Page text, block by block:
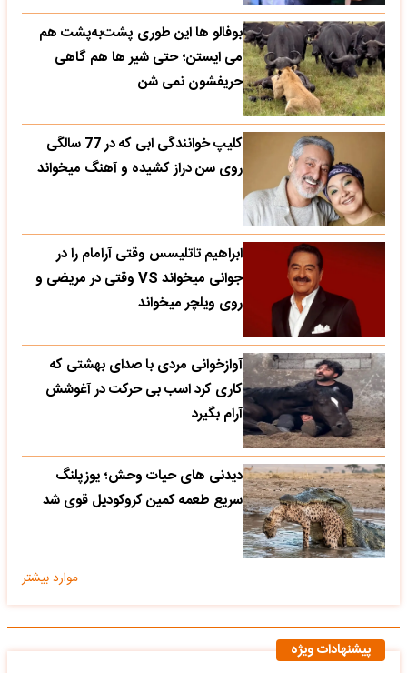
بوفالو ها این‌ طوری پشت‌به‌پشت هم
می‌ ایستن؛ حتی شیر ها هم گاهی
حریفشون نمی‌ شن
کلیپ خوانندگی ابی که در 77 سالگی
روی سن دراز کشیده و آهنگ میخواند
ابراهیم تاتلیسس وقتی آرامام را در
جوانی میخواند VS وقتی در مریضی و
روی ویلچر میخواند
آوازخوانی مردی با صدای بهشتی که
کاری کرد اسب بی حرکت در آغوشش
آرام بگیرد
دیدنی های حیات وحش؛ یوزپلنگ
سریع طعمه کمین کروکودیل قوی شد
موارد بیشتر
پیشنهادات ویژه